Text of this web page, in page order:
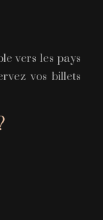
vers les pays
vos billets